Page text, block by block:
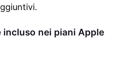
incluso nei piani Apple